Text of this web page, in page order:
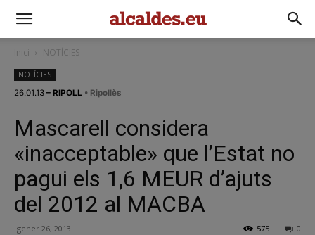
Inici NOTÍCIES
NOTÍCIES
26.01.13 – RIPOLL • Ripollès
Mascarell considera
«inacceptable» que l’Estat no
pagui els 1,6 MEUR d’ajuts
del 2012 al MACBA
gener 26, 2013 0
575